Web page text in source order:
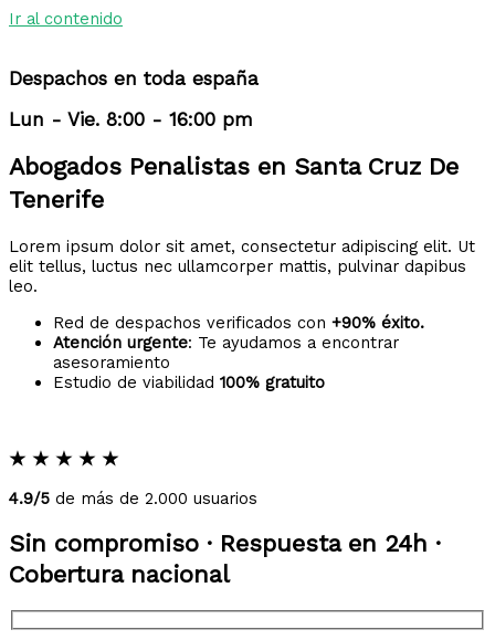
Ir al contenido
Despachos en toda españa
Lun - Vie. 8:00 - 16:00 pm
Abogados Penalistas en Santa Cruz De
Tenerife
Lorem ipsum dolor sit amet, consectetur adipiscing elit. Ut
elit tellus, luctus nec ullamcorper mattis, pulvinar dapibus
leo.
Red de despachos verificados con +90% éxito.
Atención urgente: Te ayudamos a encontrar
asesoramiento
Estudio de viabilidad 100% gratuito
★ ★ ★ ★ ★
4.9/5 de más de 2.000 usuarios
Sin compromiso · Respuesta en 24h ·
Cobertura nacional